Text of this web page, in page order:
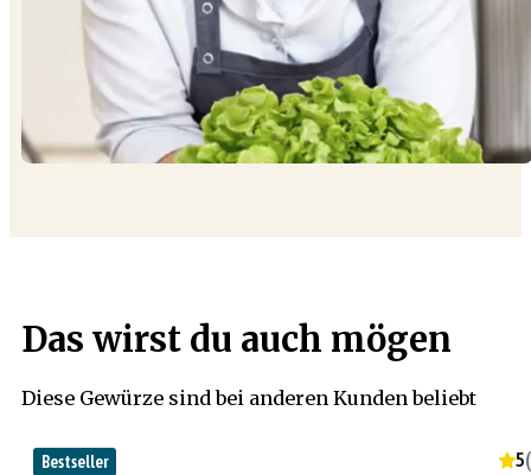
Das wirst du auch mögen
Diese Gewürze sind bei anderen Kunden beliebt
Bestseller
5(